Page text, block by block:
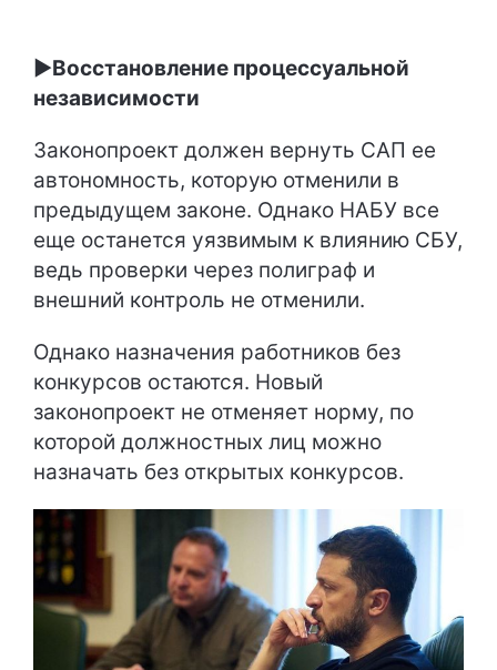
►Восстановление процессуальной
независимости
Законопроект должен вернуть САП ее
автономность, которую отменили в
предыдущем законе. Однако НАБУ все
еще останется уязвимым к влиянию СБУ,
ведь проверки через полиграф и
внешний контроль не отменили.
Однако назначения работников без
конкурсов остаются. Новый
законопроект не отменяет норму, по
которой должностных лиц можно
назначать без открытых конкурсов.